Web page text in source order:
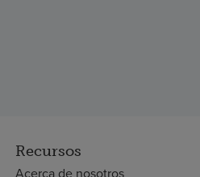
Recursos
Acerca de nosotros